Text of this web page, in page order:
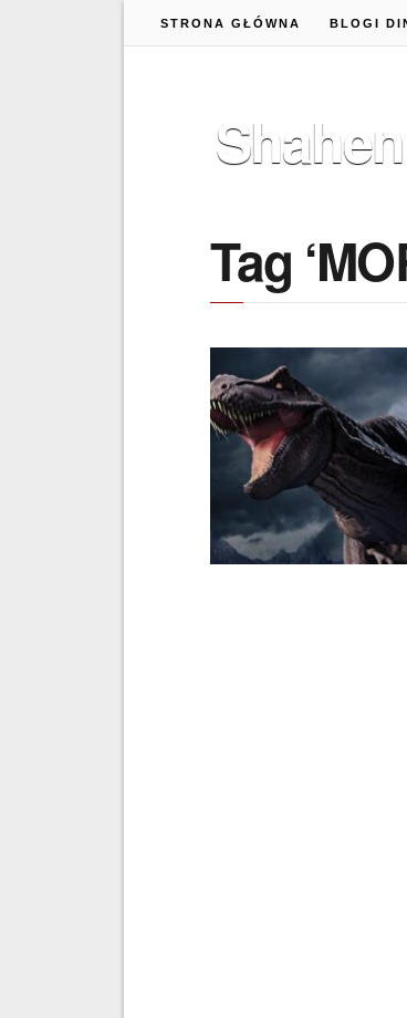
STRONA GŁÓWNA BLOGI
Tag
27 MAJA 2018
JAK DUŻY JEST MOR
1126? (Tyrannosaurus
rex)